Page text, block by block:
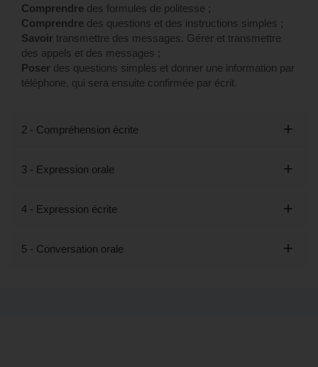
Comprendre des formules de politesse ;
Comprendre des questions et des instructions simples ;
Savoir transmettre des messages. Gérer et transmettre
des appels et des messages ;
Poser des questions simples et donner une information par
téléphone, qui sera ensuite confirmée par écrit.
2 - Compréhension écrite
3 - Expression orale
4 - Expression écrite
5 - Conversation orale